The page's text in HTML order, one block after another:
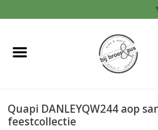
Home
Baby
Quapi DANLEYQW244 aop
feestcollectie